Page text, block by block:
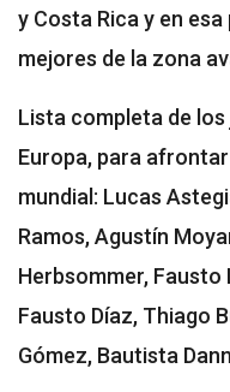
y Costa Rica y en
mejores de la zona
Lista completa de
Europa, para
mundial: Lucas
Ramos, Agustín
Herbsommer,
Fausto Díaz, Thiago
Gómez, Bautista